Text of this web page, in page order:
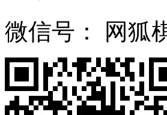
微信号： 网狐